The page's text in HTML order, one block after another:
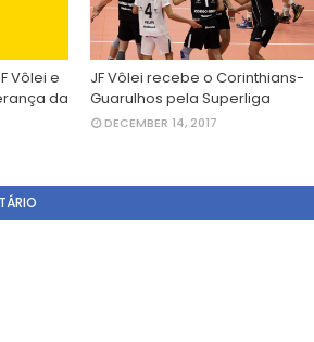
Vôlei e
da
JF Vôlei recebe o Corinthians-
Guarulhos pela Superliga
DECEMBER 14, 2017